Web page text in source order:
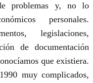
problemas y, no lo
personales.
legislaciones,
de documentación
que existiera.
muy complicados,